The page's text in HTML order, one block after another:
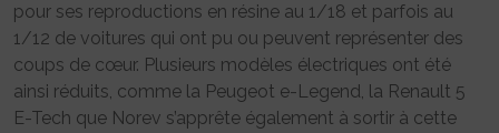
pour ses reproductions en résine au 1/18 et parfois au
1/12 de voitures qui ont pu ou peuvent représenter des
coups de cœur. Plusieurs modèles électriques ont été
ainsi réduits, comme la Peugeot e-Legend, la Renault 5
E-Tech que Norev s’apprête également à sortir à cette